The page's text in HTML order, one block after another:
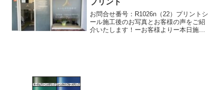
プリント
お問合せ番号：R1026n（22）プリントシ
ール施工後のお写真とお客様の声をご紹
介いたします！ーお客様よりー本日施工